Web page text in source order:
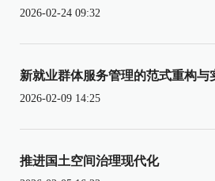
2026-02-24 09:32
新就业群体服务管理的范式重构与
2026-02-09 14:25
推进国土空间治理现代化